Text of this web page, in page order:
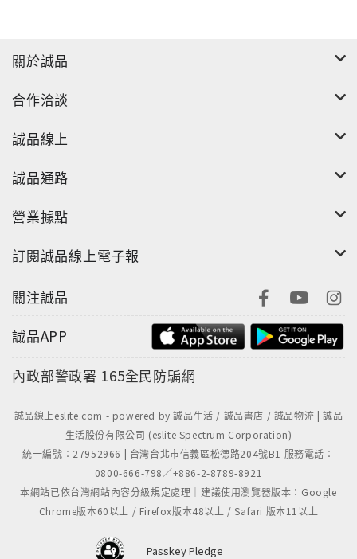
關於誠品
合作洽談
誠品線上
誠品通路
營業據點
訂閱誠品線上電子報
關注誠品
誠品APP
內政部警政署 165全民防騙網
誠品線上eslite.com - powered by 誠品生活 / 誠品書店 / 誠品物流 | 誠品
生活股份有限公司 (eslite Spectrum Corporation)
統一編號：27952966 | 台灣台北市信義區松德路204號B1 服務電話：
0800-666-798／+886-2-8789-8921
本網站已依台灣網站內容分級規定處理｜建議使用瀏覽器版本：Google
Chrome版本60以上 / Firefox版本48以上 / Safari 版本11以上
Passkey Pledge